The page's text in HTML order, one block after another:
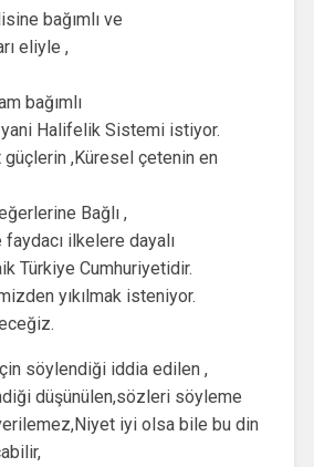
bağımlı ve
eliyle ,
bağımlı
yani Halifelik Sistemi istiyor.
güçlerin ,Küresel çetenin en
Bağlı ,
ilkelere dayalı
Türkiye Cumhuriyetidir.
yıkılmak isteniyor.
söylendiği iddia edilen ,
düşünülen,sözleri söyleme
iyi olsa bile bu din